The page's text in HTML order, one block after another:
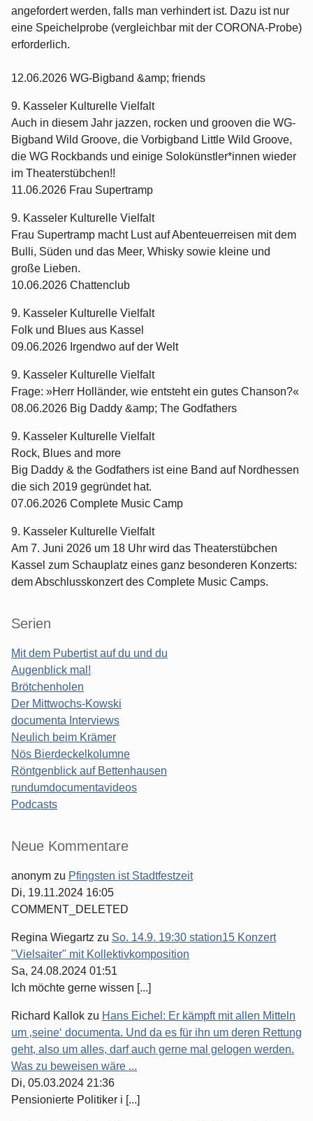
angefordert werden, falls man verhindert ist. Dazu ist nur
eine Speichelprobe (vergleichbar mit der CORONA-Probe)
erforderlich.
12.06.2026 WG-Bigband &amp; friends
9. Kasseler Kulturelle Vielfalt
Auch in diesem Jahr jazzen, rocken und grooven die WG-
Bigband Wild Groove, die Vorbigband Little Wild Groove,
die WG Rockbands und einige Solokünstler*innen wieder
im Theaterstübchen!!
11.06.2026 Frau Supertramp
9. Kasseler Kulturelle Vielfalt
Frau Supertramp macht Lust auf Abenteuerreisen mit dem
Bulli, Süden und das Meer, Whisky sowie kleine und
große Lieben.
10.06.2026 Chattenclub
9. Kasseler Kulturelle Vielfalt
Folk und Blues aus Kassel
09.06.2026 Irgendwo auf der Welt
9. Kasseler Kulturelle Vielfalt
Frage: »Herr Holländer, wie entsteht ein gutes Chanson?«
08.06.2026 Big Daddy &amp; The Godfathers
9. Kasseler Kulturelle Vielfalt
Rock, Blues and more
Big Daddy & the Godfathers ist eine Band auf Nordhessen
die sich 2019 gegründet hat.
07.06.2026 Complete Music Camp
9. Kasseler Kulturelle Vielfalt
Am 7. Juni 2026 um 18 Uhr wird das Theaterstübchen
Kassel zum Schauplatz eines ganz besonderen Konzerts:
dem Abschlusskonzert des Complete Music Camps.
Serien
Mit dem Pubertist auf du und du
Augenblick mal!
Brötchenholen
Der Mittwochs-Kowski
documenta Interviews
Neulich beim Krämer
Nös Bierdeckelkolumne
Röntgenblick auf Bettenhausen
rundumdocumentavideos
Podcasts
Seitenleiste
Neue Kommentare
anonym zu Pfingsten ist Stadtfestzeit
Di, 19.11.2024 16:05
COMMENT_DELETED
Regina Wiegartz zu So. 14.9. 19:30 station15 Konzert
"Vielsaiter" mit Kollektivkomposition
Sa, 24.08.2024 01:51
Ich möchte gerne wissen [...]
Richard Kallok zu Hans Eichel: Er kämpft mit allen Mitteln
um ‚seine‘ documenta. Und da es für ihn um deren Rettung
geht, also um alles, darf auch gerne mal gelogen werden.
Was zu beweisen wäre ...
Di, 05.03.2024 21:36
Pensionierte Politiker i [...]